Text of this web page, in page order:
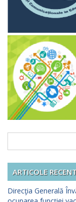
ARTICOLE
Direcţia Generală